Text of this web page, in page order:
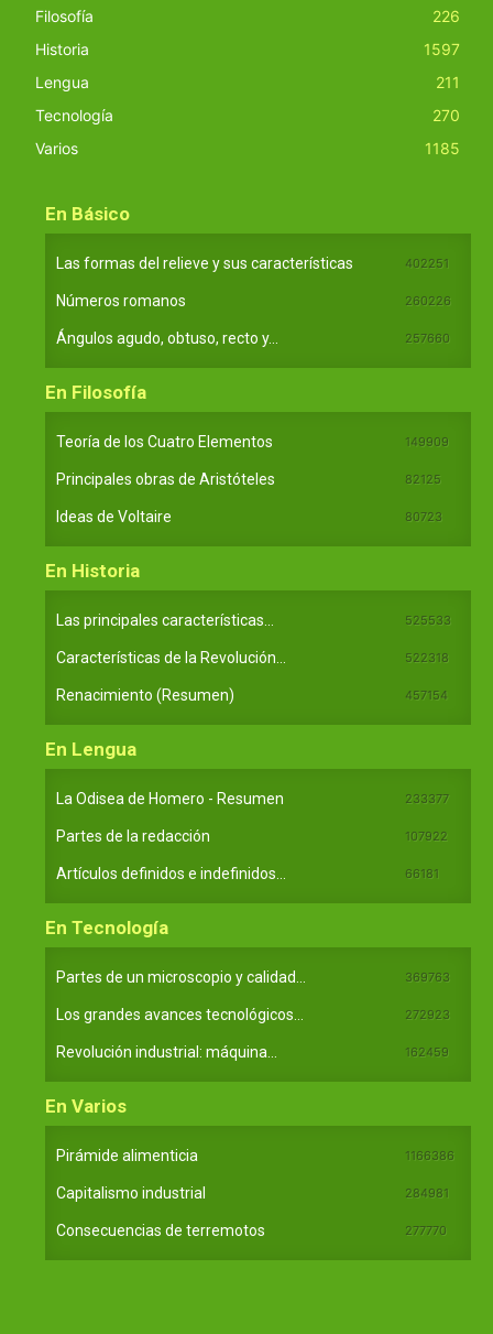
Filosofía
226
Historia
1597
Lengua
211
Tecnología
270
Varios
1185
En Básico
Las formas del relieve y sus características 402251
Números romanos 260226
Ángulos agudo, obtuso, recto y... 257660
En Filosofía
Teoría de los Cuatro Elementos 149909
Principales obras de Aristóteles 82125
Ideas de Voltaire 80723
En Historia
Las principales características... 525533
Características de la Revolución... 522318
Renacimiento (Resumen) 457154
En Lengua
La Odisea de Homero - Resumen 233377
Partes de la redacción 107922
Artículos definidos e indefinidos... 66181
En Tecnología
Partes de un microscopio y calidad... 369763
Los grandes avances tecnológicos... 272923
Revolución industrial: máquina... 162459
En Varios
Pirámide alimenticia 1166386
Capitalismo industrial 284981
Consecuencias de terremotos 277770